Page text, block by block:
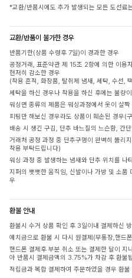
*교환/반품시에도 추가 발생되는 모든 도선료
교환/반품이 불가한 경우
반품기한(상품 수령후 7일)이 경과한 경우
공정거래, 표준약관 제 15조 2항에 의한 이용
현저히 감소한 경우
(착용 흔적, 화장품, 탈취제 냄새, 세탁, 수선,
세탁을 하신 경우나 착용을 하신 후에는 불량
워싱면 종류의 제품은 워싱과정에서 옷이 살
피팅만 해보신 경우라도 상품이 훼손된 경우(
배송 시 생긴 구김, 단추 바느질의 느슨함, 간
거래처 공정 과정 중 단추구멍이 완벽히 뚫리
착용 부탁드립니다)
워싱 과정 중 발생하는 냄새와 단추 위치를 나
지퍼의 뻣뻣한 움직임, 신발이나 가방 및 소품
우
환불 안내
환불시 수거 상품 확인 후 3일이내 결제하신
예치금으로 환불 시 다시 원결제(무통장,핸드
핸드폰 결제후 부분 취소 또는 결제한 달이 지
아 반품시 결제금액의 3.75%가 차감 후 환불
적립금과 복합 결제하여 주문하였을 경우 환